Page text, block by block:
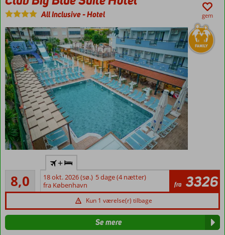
Værelser
med
plads til
5
All Inclusive-Hotel gem
Populært
familiehotel
meter til
Vandrutsjebaner
8,0Meget godt
65
anmeldelser
+
18 okt. 2026 (sø.) 5 dage (4 nætter)
fra København
fra 3326
Kun 1 værelse(r) tilbage
Se mere